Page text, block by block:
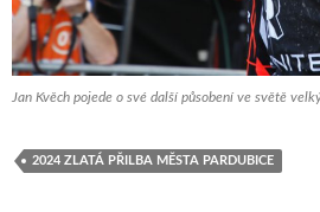
Jan Kvěch pojede o své další působení ve světě
2024 ZLATÁ PŘILBA MĚSTA PARDUBICE